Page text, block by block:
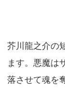
芥川龍之介の
ます。悪魔は
落させて魂を